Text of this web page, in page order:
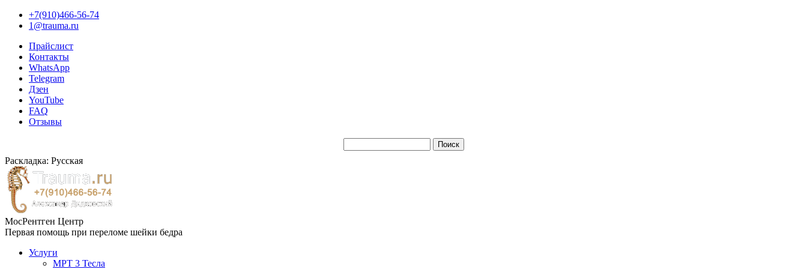
+7(910)466-56-74
1@trauma.ru
Прайслист
Контакты
WhatsApp
Telegram
Дзен
YouTube
FAQ
Отзывы
Раскладка: Русская
МосРентген Центр
Первая помощь при переломе шейки бедра
Услуги
МРТ 3 Тесла